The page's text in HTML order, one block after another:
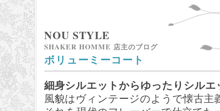
NOU STYLE
SHAKER HOMME 店主のブログ
ボリューミーコート
細身シルエットからゆったりシルエ
風貌はヴィンテージのようで懐古主